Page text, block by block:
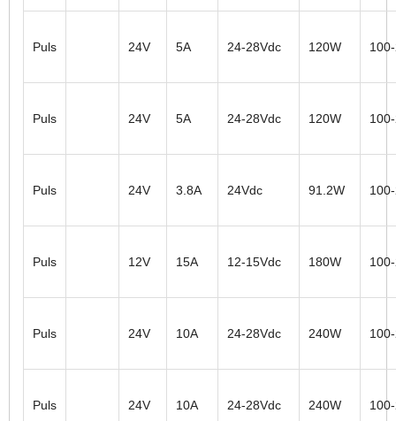
Puls 24V 5A 24-28Vdc 120W
Puls 24V 5A 24-28Vdc 120W
Puls 24V 3.8A 24Vdc 91.2W
Puls 12V 15A 12-15Vdc 180W
Puls 24V 10A 24-28Vdc 240W
Puls 24V 10A 24-28Vdc 240W